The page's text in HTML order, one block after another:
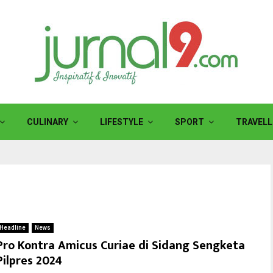
CULINARY LIFESTYLE SPORT
Headline News
Kontra Amicus Curiae di Sidang Sengketa
2024